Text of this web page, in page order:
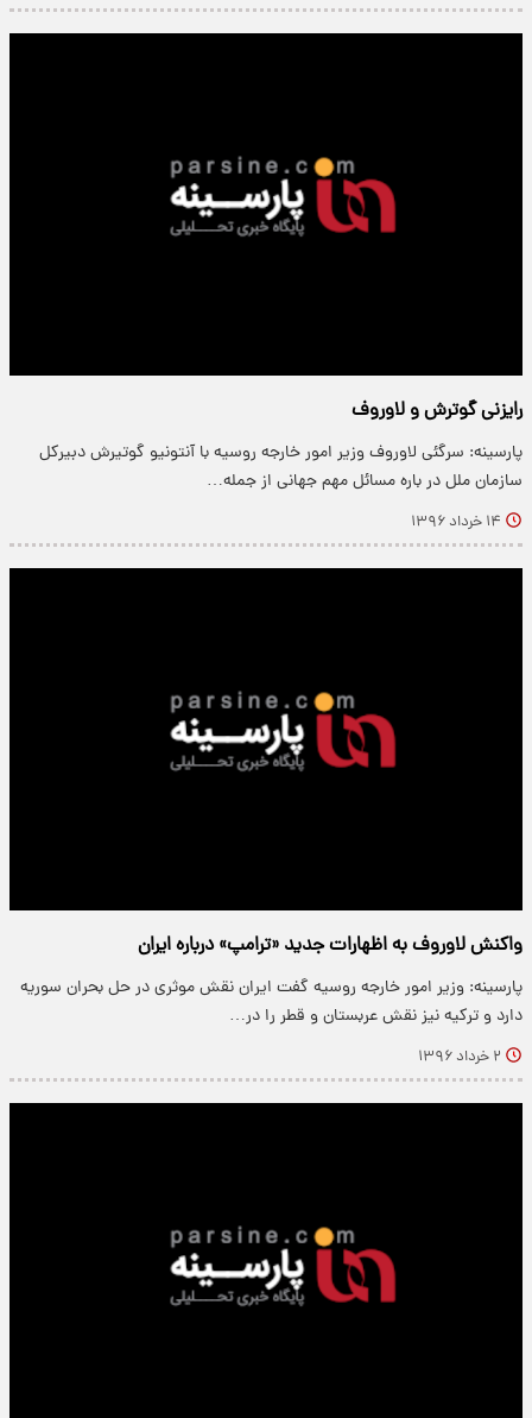
رایزنی گوترش و لاوروف
پارسینه: سرگئی لاوروف وزیر امور خارجه روسیه با آنتونیو گوتیرش دبیرکل
سازمان ملل در باره مسائل مهم جهانی از جمله…
۱۴ خرداد ۱۳۹۶
واکنش لاوروف به اظهارات جدید «ترامپ» درباره ایران
پارسینه: وزیر امور خارجه روسیه گفت ایران نقش موثری در حل بحران سوریه
دارد و ترکیه نیز نقش عربستان و قطر را در…
۲ خرداد ۱۳۹۶